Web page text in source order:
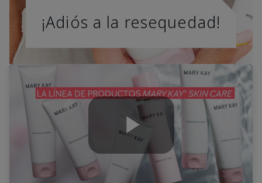
¡Adiós a la resequedad!
Play